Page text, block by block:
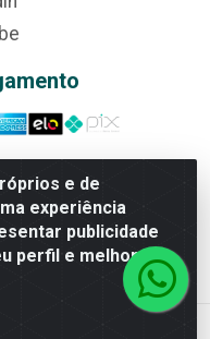
e de
experiência
publicidade
perfil e melhorar a
nº 3860, Jardim das
- CEP 75070-415 -
24